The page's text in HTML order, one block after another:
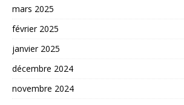
mars 2025
février 2025
janvier 2025
décembre 2024
novembre 2024